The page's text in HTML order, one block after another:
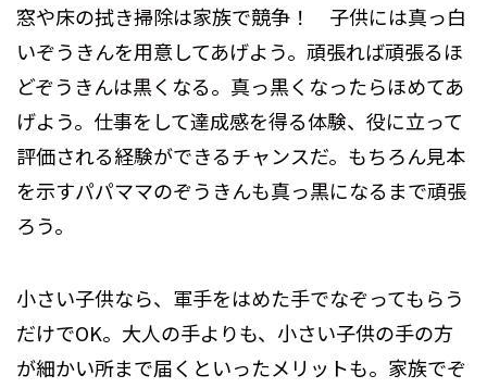
窓や床の拭き掃除は家族で競争！ 子供には真っ白
いぞうきんを用意してあげよう。頑張れば頑張るほ
どぞうきんは黒くなる。真っ黒くなったらほめてあ
げよう。仕事をして達成感を得る体験、役に立って
評価される経験ができるチャンスだ。もちろん見本
を示すパパママのぞうきんも真っ黒になるまで頑張
ろう。
小さい子供なら、軍手をはめた手でなぞってもらう
だけでOK。大人の手よりも、小さい子供の手の方
が細かい所まで届くといったメリットも。家族でぞ